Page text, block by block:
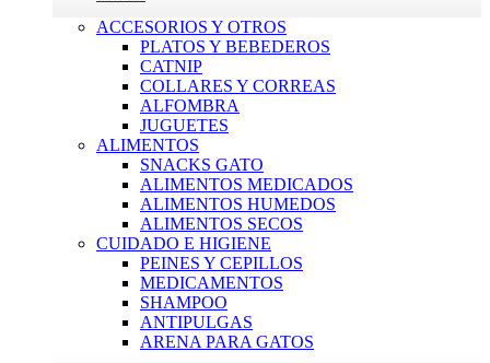
ACCESORIOS Y OTROS
PLATOS Y BEBEDEROS
CATNIP
COLLARES Y CORREAS
ALFOMBRA
JUGUETES
ALIMENTOS
SNACKS GATO
ALIMENTOS MEDICADOS
ALIMENTOS HUMEDOS
ALIMENTOS SECOS
CUIDADO E HIGIENE
PEINES Y CEPILLOS
MEDICAMENTOS
SHAMPOO
ANTIPULGAS
ARENA PARA GATOS